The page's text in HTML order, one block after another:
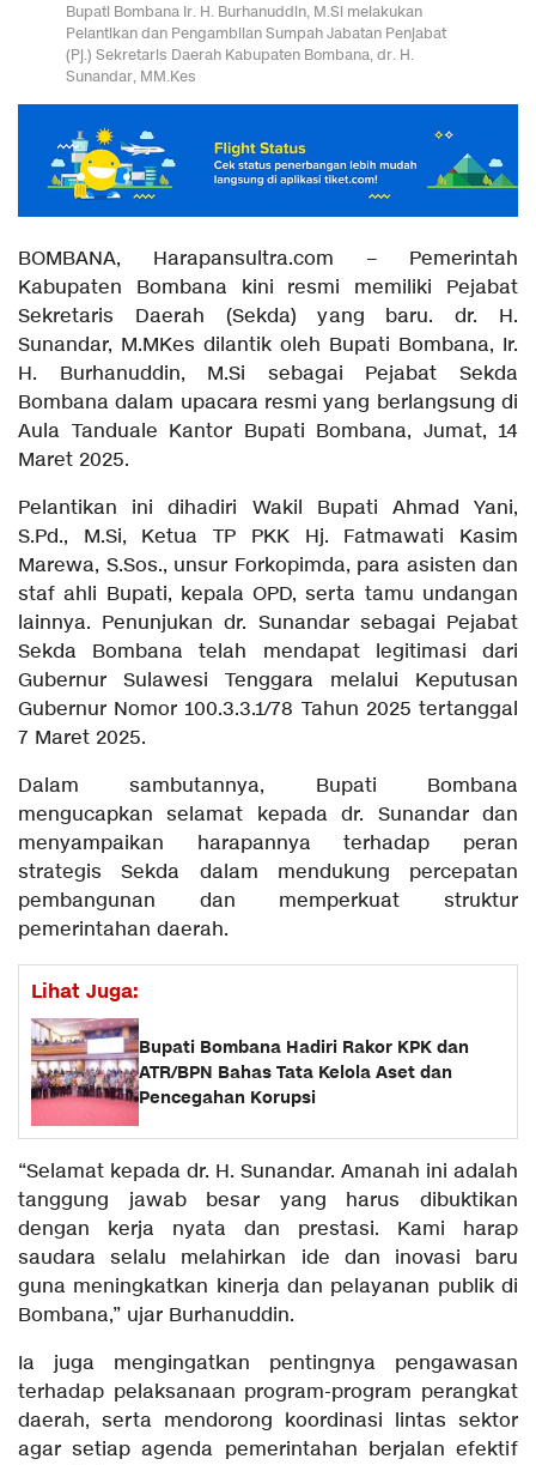
Bupati Bombana Ir. H. Burhanuddin, M.Si melakukan
Pelantikan dan Pengambilan Sumpah Jabatan Penjabat
(Pj.) Sekretaris Daerah Kabupaten Bombana, dr. H.
Sunandar, MM.Kes
BOMBANA, Harapansultra.com – Pemerintah
Kabupaten Bombana kini resmi memiliki Pejabat
Sekretaris Daerah (Sekda) yang baru. dr. H.
Sunandar, M.MKes dilantik oleh Bupati Bombana, Ir.
H. Burhanuddin, M.Si sebagai Pejabat Sekda
Bombana dalam upacara resmi yang berlangsung di
Aula Tanduale Kantor Bupati Bombana, Jumat, 14
Maret 2025.
Pelantikan ini dihadiri Wakil Bupati Ahmad Yani,
S.Pd., M.Si, Ketua TP PKK Hj. Fatmawati Kasim
Marewa, S.Sos., unsur Forkopimda, para asisten dan
staf ahli Bupati, kepala OPD, serta tamu undangan
lainnya. Penunjukan dr. Sunandar sebagai Pejabat
Sekda Bombana telah mendapat legitimasi dari
Gubernur Sulawesi Tenggara melalui Keputusan
Gubernur Nomor 100.3.3.1/78 Tahun 2025 tertanggal
7 Maret 2025.
Dalam sambutannya, Bupati Bombana
mengucapkan selamat kepada dr. Sunandar dan
menyampaikan harapannya terhadap peran
strategis Sekda dalam mendukung percepatan
pembangunan dan memperkuat struktur
pemerintahan daerah.
Lihat Juga:
Bupati Bombana Hadiri Rakor KPK dan
ATR/BPN Bahas Tata Kelola Aset dan
Pencegahan Korupsi
“Selamat kepada dr. H. Sunandar. Amanah ini adalah
tanggung jawab besar yang harus dibuktikan
dengan kerja nyata dan prestasi. Kami harap
saudara selalu melahirkan ide dan inovasi baru
guna meningkatkan kinerja dan pelayanan publik di
Bombana,” ujar Burhanuddin.
Ia juga mengingatkan pentingnya pengawasan
terhadap pelaksanaan program-program perangkat
daerah, serta mendorong koordinasi lintas sektor
agar setiap agenda pemerintahan berjalan efektif